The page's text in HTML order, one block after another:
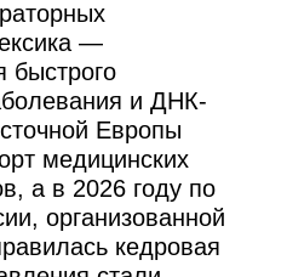
—
быстрого
и ДНК-
Европы
медицинских
а в 2026 году по
организованной
кедровая